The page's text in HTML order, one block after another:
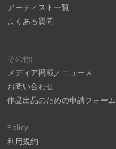
アーティスト一覧
よくある質問
その他:
メディア掲載／ニュース
お問い合わせ
作品出品のための申請フォーム
Policy:
利用規約